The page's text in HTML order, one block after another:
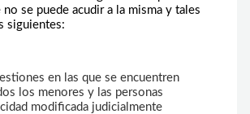
se puede acudir a la misma y tales
siguientes:
en las que se encuentren
los menores y las personas
modificada judicialmente